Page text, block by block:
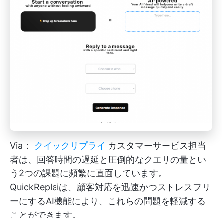
Via： クイックリプライ カスタマーサービス担当
者は、回答時間の遅延と圧倒的なクエリの量とい
う2つの課題に頻繁に直面しています。
QuickReplaiは、顧客対応を迅速かつストレスフリ
ーにするAI機能により、これらの問題を軽減する
ことができます。